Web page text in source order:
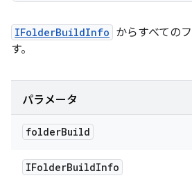
IFolderBuildInfo からすべての
す。
パラメータ
folderBuild
IFolderBuildInfo